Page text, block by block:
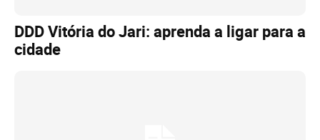
DDD Vitória do Jari: aprenda a ligar para a
cidade